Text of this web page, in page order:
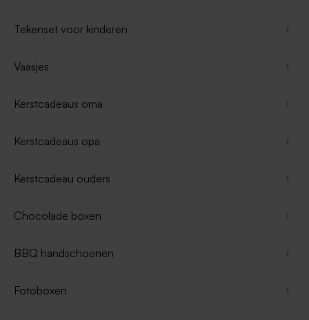
Tekenset voor kinderen
Vaasjes
Kerstcadeaus oma
Kerstcadeaus opa
Kerstcadeau ouders
Chocolade boxen
BBQ handschoenen
Fotoboxen